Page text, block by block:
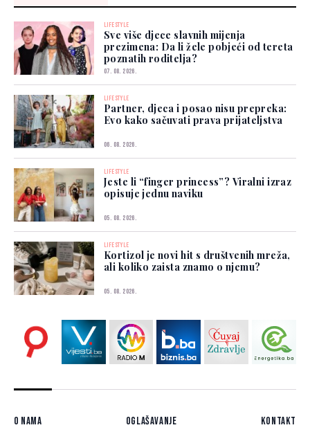
LIFESTYLE
Sve više djece slavnih mijenja
prezimena: Da li žele pobjeći od tereta
poznatih roditelja?
07. 08. 2026.
LIFESTYLE
Partner, djeca i posao nisu prepreka:
Evo kako sačuvati prava prijateljstva
06. 08. 2026.
LIFESTYLE
Jeste li “finger princess”? Viralni izraz
opisuje jednu naviku
05. 08. 2026.
LIFESTYLE
Kortizol je novi hit s društvenih mreža,
ali koliko zaista znamo o njemu?
05. 08. 2026.
O nama Oglašavanje Kontakt